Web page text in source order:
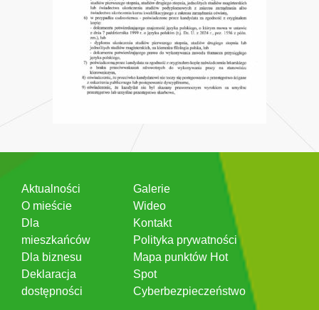
Aktualności
O mieście
Dla
mieszkańców
Dla biznesu
Deklaracja
dostępności
Galerie
Wideo
Kontakt
Polityka prywatności
Mapa punktów Hot
Spot
Cyberbezpieczeństwo